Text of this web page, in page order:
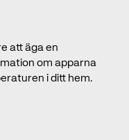
att äga en
om apparna
i ditt hem.